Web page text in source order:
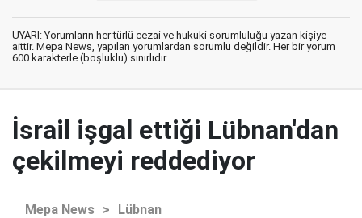
UYARI: Yorumların her türlü cezai ve hukuki sorumluluğu yazan kişiye
aittir. Mepa News, yapılan yorumlardan sorumlu değildir. Her bir yorum
600 karakterle (boşluklu) sınırlıdır.
İsrail işgal ettiği Lübnan'dan
çekilmeyi reddediyor
Mepa News > Lübnan